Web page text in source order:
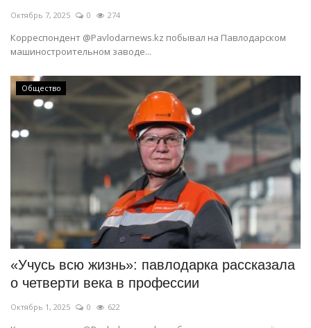
Октябрь 7, 2025 0 274
Корреспондент @Pavlodarnews.kz побывал на Павлодарском
машиностроительном заводе...
Общество
«Учусь всю жизнь»: павлодарка рассказала
о четверти века в профессии
Октябрь 1, 2025 0 622